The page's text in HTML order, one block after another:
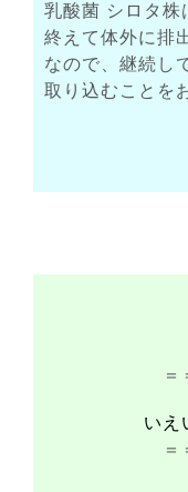
乳酸菌 シロタ株
終えて体外に排
なので、継続し
取り込むことを
いえ